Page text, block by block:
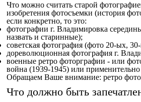
Что можно считать старой
изобретения фотосъемки (история
если конкретно, то это:
фотографии г. Владимировка
назвать и старинные);
советская фотография (фото 20-ых,
дореволюционная фотография г.
военные ретро фоторграфии - или
война (1939-1945) или
Обращаем Ваше внимание: ретро
Что должно быть